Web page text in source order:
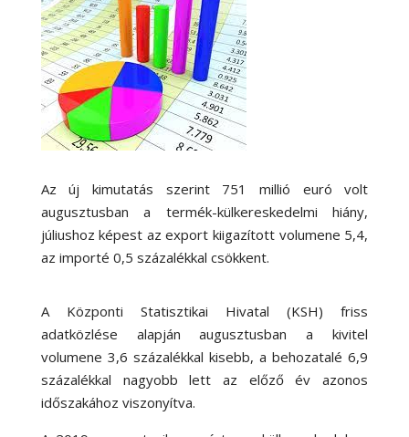
Az új kimutatás szerint 751 millió euró volt
augusztusban a termék-külkereskedelmi hiány,
júliushoz képest az export kiigazított volumene 5,4,
az importé 0,5 százalékkal csökkent.
A Központi Statisztikai Hivatal (KSH) friss
adatközlése alapján augusztusban a kivitel
volumene 3,6 százalékkal kisebb, a behozatalé 6,9
százalékkal nagyobb lett az előző év azonos
időszakához viszonyítva.